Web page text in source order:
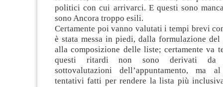
politici con cui arrivarci. E questi sono
sono Ancora troppo esili.
Certamente poi vanno valutati i tempi brevi
è stata messa in piedi, dalla formulazione del
alla composizione delle liste; certamente va
questi ritardi non sono derivati da
sottovalutazioni dell’appuntamento, ma
tentativi fatti per rendere la lista più